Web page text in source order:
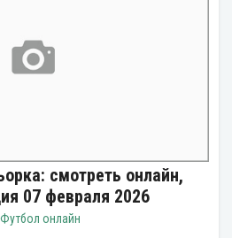
смотреть онлайн,
07 февраля 2026
Футбол онлайн